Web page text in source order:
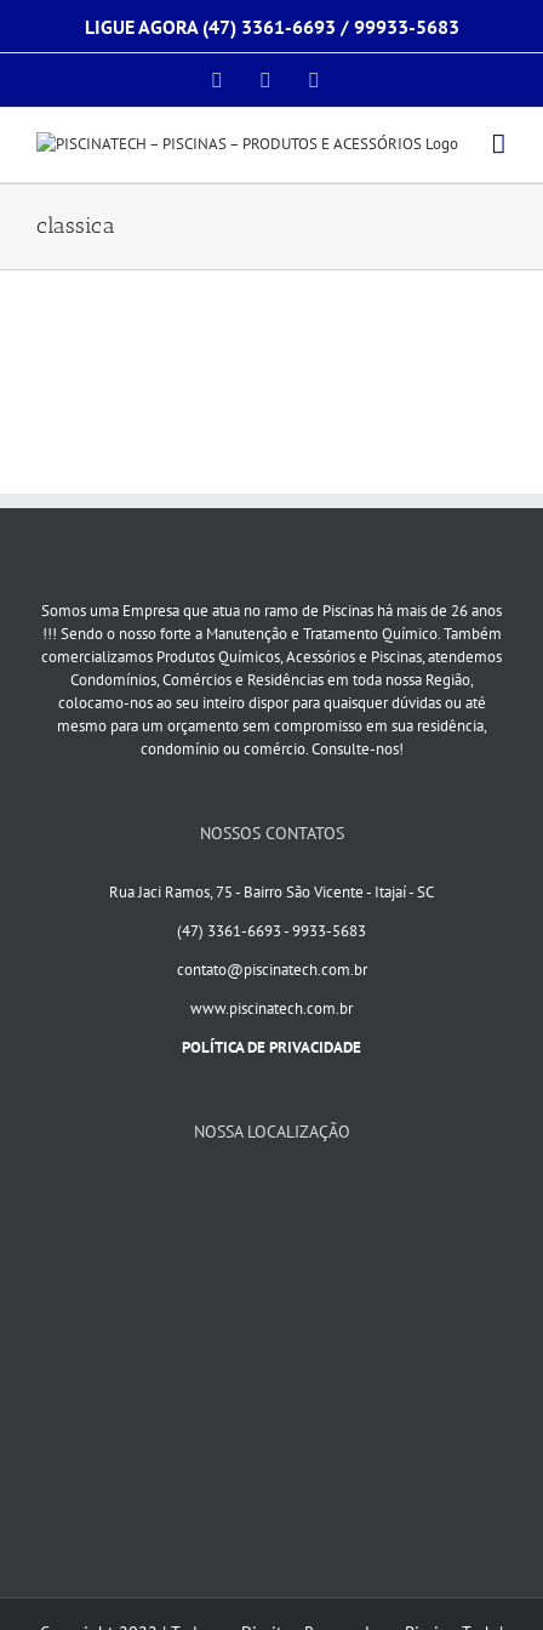
o
LIGUE AGORA (47) 3361-6693 / 99933-5683
FacebookInstagram
classica
Somos uma Empresa que atua no ramo de Piscinas há mais de 26 anos
!!! Sendo o nosso forte a Manutenção e Tratamento Químico. Também
comercializamos Produtos Químicos, Acessórios e Piscinas, atendemos
Condomínios, Comércios e Residências em toda nossa Região,
colocamo-nos ao seu inteiro dispor para quaisquer dúvidas ou até
mesmo para um orçamento sem compromisso em sua residência,
condomínio ou comércio. Consulte-nos!
NOSSOS CONTATOS
Rua Jaci Ramos, 75 - Bairro São Vicente - Itajaí - SC
(47) 3361-6693 - 9933-5683
contato@piscinatech.com.br
www.piscinatech.com.br
POLÍTICA DE PRIVACIDADE
NOSSA LOCALIZAÇÃO